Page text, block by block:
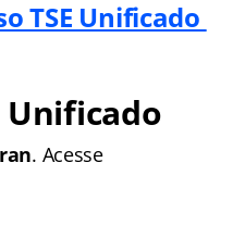
TSE Unificado
Unificado
. Acesse